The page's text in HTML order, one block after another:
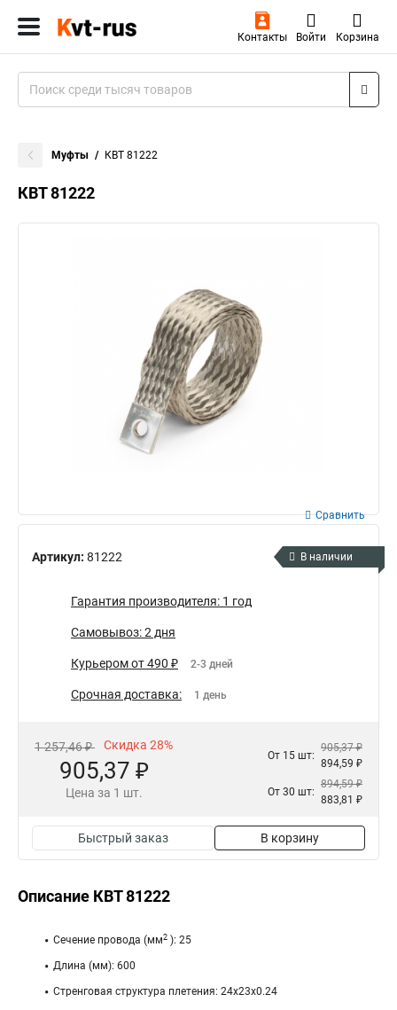
Контакты Войти Корзина
Муфты КВТ 81222
КВТ 81222
Артикул: 81222
Сравнить
В наличии
Гарантия производителя: 1 год
Самовывоз: 2 дня
Курьером от 490 ₽ 2-3 дней
Срочная доставка: 1 день
1 257,46 ₽ Скидка 28%
905,37 ₽
Цена за 1 шт.
От 15 шт:
905,37 ₽
894,59 ₽
От 30 шт:
894,59 ₽
883,81 ₽
Быстрый заказ В корзину
Описание КВТ 81222
Cечение провода (мм2 ): 25
Длина (мм): 600
Стренговая структура плетения: 24х23х0.24